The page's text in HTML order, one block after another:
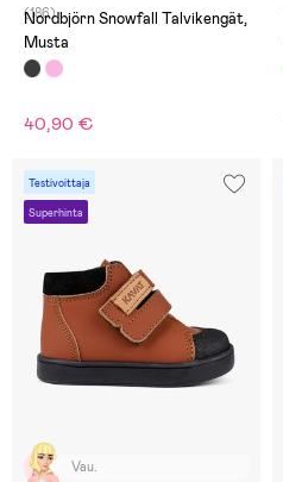
(186)
Nordbjörn Snowfall Talvikengät,
Musta
40,90 €
Testivoittaja
Superhinta
Vau.